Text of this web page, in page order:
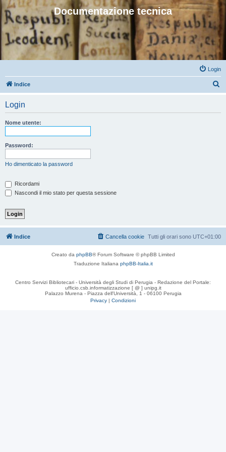
Documentazione tecnica
Login
Indice
Login
Nome utente:
Password:
Ho dimenticato la password
Ricordami
Nascondi il mio stato per questa sessione
Indice Tutti gli orari sono UTC+01:00
Cancella cookie
Creato da phpBB® Forum Software © phpBB Limited
Traduzione Italiana phpBB-Italia.it
Centro Servizi Bibliotecari - Università degli Studi di Perugia - Redazione del Portale:
ufficio.csb.informatizzazione [ @ ] unipg.it
Palazzo Murena - Piazza dell'Università, 1 - 06100 Perugia
Privacy | Condizioni